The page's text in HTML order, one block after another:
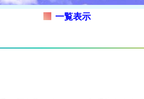
一覧表示